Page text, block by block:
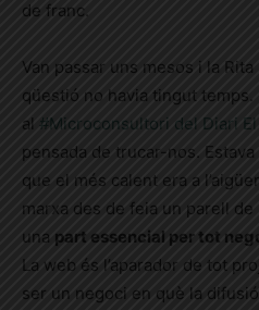
de franc.
Van passar uns mesos i la
qüestió no havia tingut temps.
al #Microconsultori del Diari
pensada de trucar-nos.
que el més calent era a
marxa des de feia un parell
una part essencial per tot
La web és l’aparador de tot
ser un negoci en què la